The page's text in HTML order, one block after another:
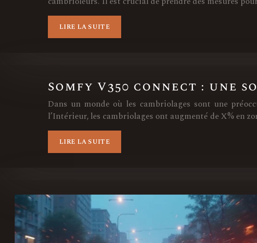
LIRE LA SUITE
Somfy V350 connect :
Dans un monde où les cambriolages sont une
l’Intérieur, les cambriolages ont augmenté de X% en
LIRE LA SUITE